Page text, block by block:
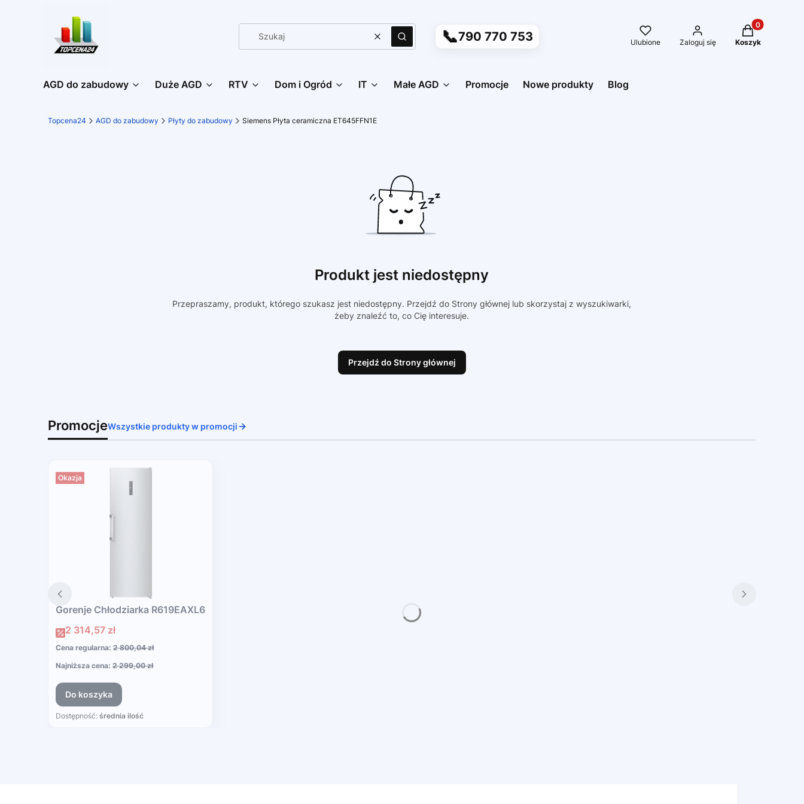
WyczyśćSzukaj 📞790 770 753 Ulubione Zaloguj się
Produkty w
Koszyk
AGD do zabudowy Duże AGD RTV Dom i Ogród IT Małe AGD Promocje Nowe produkty Blog
Topcena24 AGD do zabudowy Płyty do zabudowy Siemens Płyta ceramiczna ET645FFN1E
Produkt jest niedostępny
Przepraszamy, produkt, którego szukasz jest niedostępny. Przejdź do Strony głównej lub skorzystaj z wyszukiwarki,
żeby znaleźć to, co Cię interesuje.
Przejdź do Strony głównej
PromocjeWszystkie produkty w promocji
Okazja
Gorenje Chłodziarka R619EAXL6
Cena promocyjna
2 314,57 zł
Cena regularna: 2 800,04 zł
Najniższa cena: 2 299,00 zł
Do koszyka
Dostępność:średnia ilość